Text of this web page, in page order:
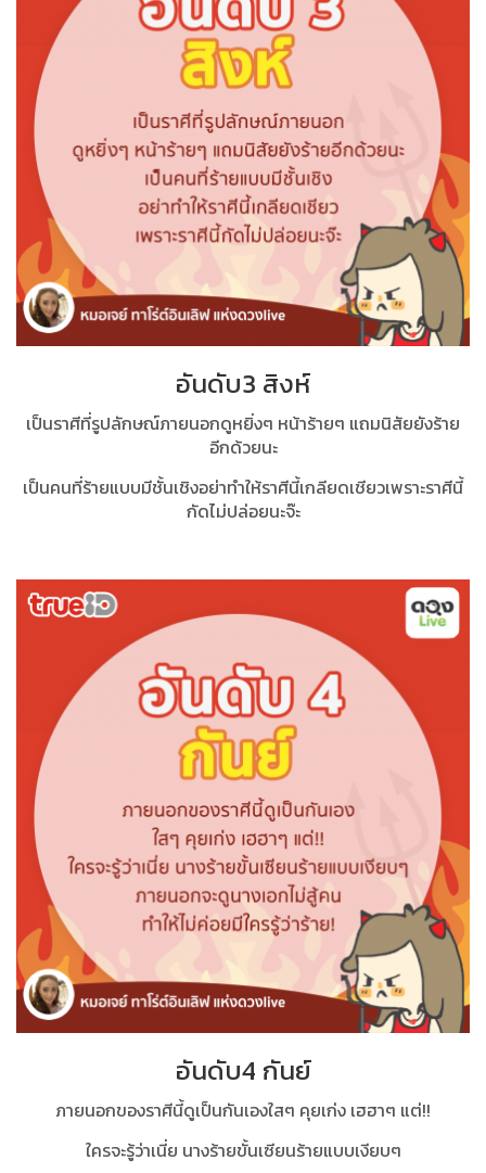
อันดับ3 สิงห์
เป็นราศีที่รูปลักษณ์ภายนอกดูหยิ่งๆ หน้าร้ายๆ แถมนิสัยยังร้าย
อีกด้วยนะ
เป็นคนที่ร้ายแบบมีชั้นเชิงอย่าทำให้ราศีนี้เกลียดเชียวเพราะราศีนี้
กัดไม่ปล่อยนะจ๊ะ
อันดับ4 กันย์
ภายนอกของราศีนี้ดูเป็นกันเองใสๆ คุยเก่ง เฮฮาๆ แต่!!
ใครจะรู้ว่าเนี่ย นางร้ายขั้นเซียนร้ายแบบเงียบๆ